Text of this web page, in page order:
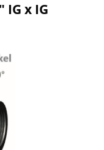
IG x IG